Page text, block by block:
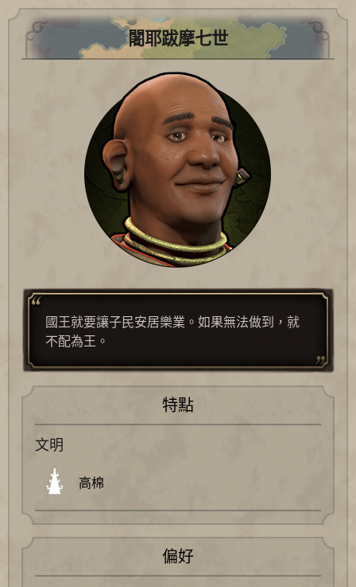
闍耶跋摩七世
國王就要讓子民安居樂業。如果無法做到，就
不配為王。
特點
文明
高棉
偏好